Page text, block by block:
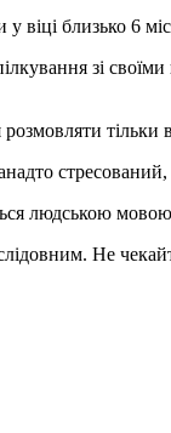
віці близько 6
зі
тільки
стресований,
людською мовою
Не